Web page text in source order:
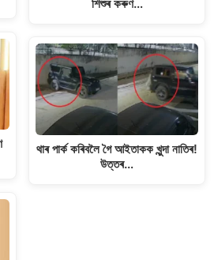
শিশুৰ কৰুণ…
থাৰ পাৰ্ক কৰিবলৈ গৈ আইতাকক খুন্দা নাতিৰ!
উত্তৰ…